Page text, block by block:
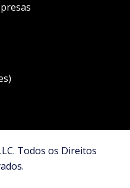
Todos os Direitos